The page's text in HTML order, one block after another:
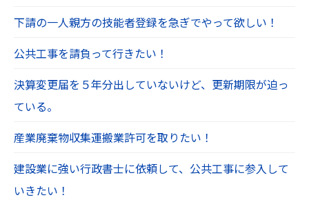
下請の一人親方の技能者登録を急ぎでやって欲しい！
公共工事を請負って行きたい！
決算変更届を５年分出していないけど、更新期限が迫っ
ている。
産業廃棄物収集運搬業許可を取りたい！
建設業に強い行政書士に依頼して、公共工事に参入して
いきたい！